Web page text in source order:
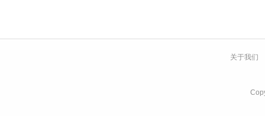
关于我们